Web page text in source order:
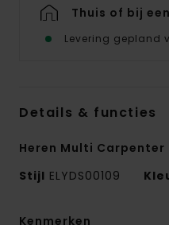
Thuis of bij
Levering gepland
Details & functies
Heren Multi Carpenter
Stijl ELYDS00109
Kenmerken